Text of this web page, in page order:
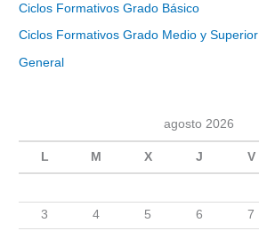
Ciclos Formativos Grado Básico
Ciclos Formativos Grado Medio y Superior
General
agosto 2026
L M X J V
3
4 5 6 7